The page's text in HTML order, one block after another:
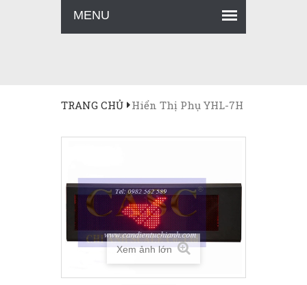
MENU
TRANG CHỦ Hiển Thị Phụ YHL-7H
Xem ảnh lớn